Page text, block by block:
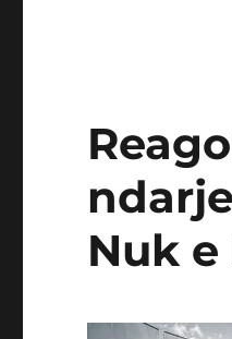
Nuk